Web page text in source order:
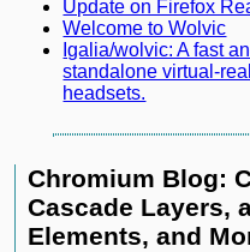
Update on Firefox
Welcome to Wolvic
Igalia/wolvic: A fast
standalone virtual-
headsets.
Chromium Blog:
Cascade Layers,
Elements, and